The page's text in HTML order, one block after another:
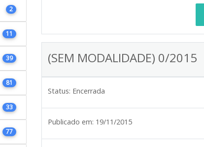
2
11
39
81
33
77
(SEM MODALIDADE) 0/2015
Status: Encerrada
Publicado em: 19/11/2015